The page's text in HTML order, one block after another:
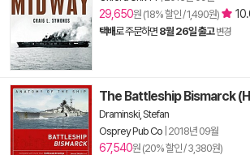
29,650원 (18% 할인 / 1,490원)
택배로 주문하면 8월 26일 출고 변경
The Battleship Bismarck
Draminski, Stefan
Osprey Pub Co 2018년 09월
67,540원 (20% 할인 / 3,380원)